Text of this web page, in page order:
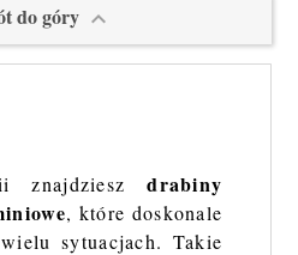
do góry 
znajdzieszdrabiny
, które doskonale
sytuacjach. Takie